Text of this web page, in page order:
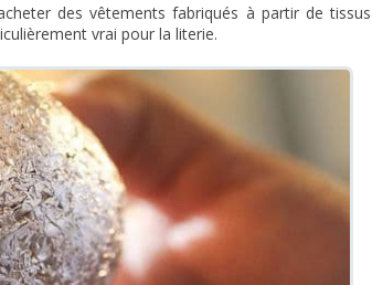
des vêtements fabriqués à partir de tissus
vrai pour la literie.